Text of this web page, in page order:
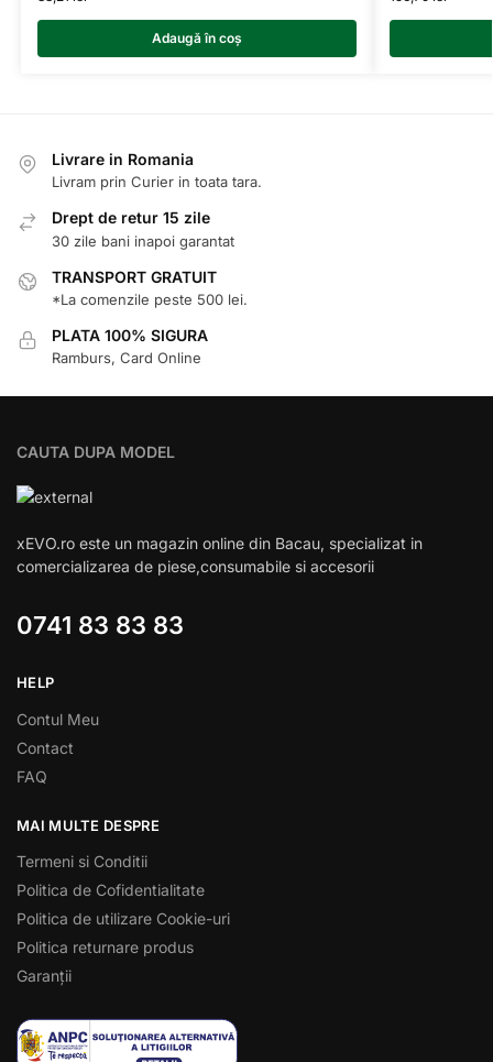
Adaugă în coș
Livrare in Romania
Livram prin Curier in toata tara.
Drept de retur 15 zile
30 zile bani inapoi garantat
TRANSPORT GRATUIT
*La comenzile peste 500 lei.
PLATA 100% SIGURA
Ramburs, Card Online
CAUTA DUPA MODEL
xEVO.ro este un magazin online din Bacau, specializat in
comercializarea de piese,consumabile si accesorii
0741 83 83 83
HELP
Contul Meu
Contact
FAQ
MAI MULTE DESPRE
Termeni si Conditii
Politica de Cofidentialitate
Politica de utilizare Cookie-uri
Politica returnare produs
Garanții